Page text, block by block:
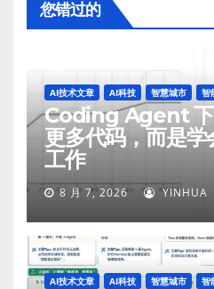
您错过的
AI技术文章 AI科技 智慧城市 智
Coding Agent 下
更多代码，而是
工作
8 月 7, 2026 YINHUA
AI技术文章 AI科技 智慧城市 智